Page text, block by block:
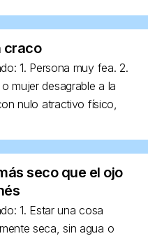
craco
1. Persona muy fea. 2.
mujer desagrable a la
nulo atractivo físico,
seco que el ojo
1. Estar una cosa
seca, sin agua o